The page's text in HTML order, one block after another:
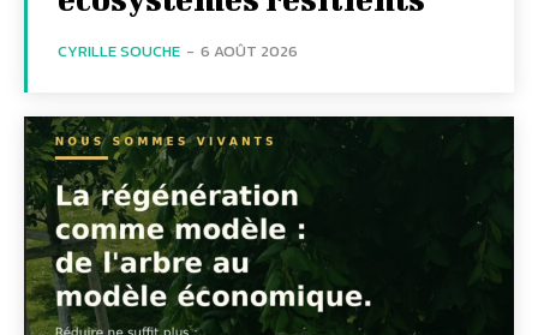
CYRILLE SOUCHE - 6 AOÛT 2026